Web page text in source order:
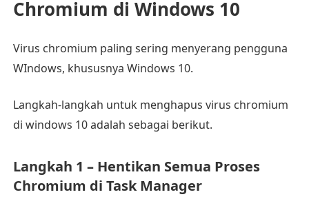
Chromium di Windows 10
Virus chromium paling sering menyerang pengguna
WIndows, khususnya Windows 10.
Langkah-langkah untuk menghapus virus chromium
di windows 10 adalah sebagai berikut.
Langkah 1 – Hentikan Semua Proses
Chromium di Task Manager